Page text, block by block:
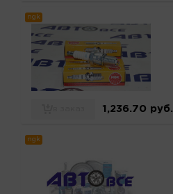
ngk
1,236.70 руб.
ngk